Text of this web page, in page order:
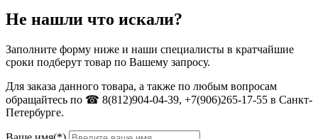
Не нашли что искали?
Заполните форму ниже и наши специалисты в кратчайшие
сроки подберут товар по Вашему запросу.
Для заказа данного товара, а также по любым вопросам
обращайтесь по ☎ 8(812)904-04-39, +7(906)265-17-55 в Санкт-
Петербурге.